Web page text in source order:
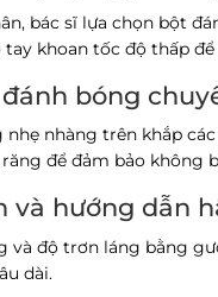
bác sĩ lựa chọn bột
khoan tốc độ thấp
bóng
nhẹ nhàng trên khắp
để đảm bảo không
và hướng dẫn
và độ trơn láng bằng
dài.